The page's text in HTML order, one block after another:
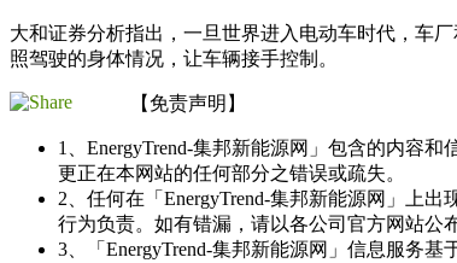
大和证券分析指出，一旦世界进入电动车时代，车
照驾驶的身体情况，让车辆接手控制。
【免责声明】
1、EnergyTrend-集邦新能源网」包含的内容
更正在本网站的任何部分之错误或疏失。
2、任何在「EnergyTrend-集邦新能源网」上
行为负责。如有错漏，请以各公司官方网站公
3、「EnergyTrend-集邦新能源网」信息服务